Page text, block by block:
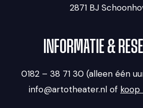
2871 BJ
INFORMATIE &
0182 – 38 71 30 (alleen één
info@artotheater.nl of koop